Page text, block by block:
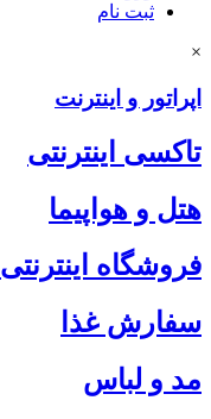
ثبت نام
×
اپراتور و اینترنت
تاکسی اینترنتی
هتل و هواپیما
فروشگاه اینترنتی
سفارش غذا
مد و لباس